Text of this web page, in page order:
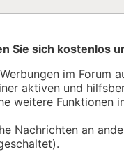
Sie sich kostenlos
im Forum
aktiven und
weitere
Nachrichten an